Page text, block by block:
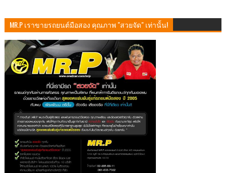
MR.P เราขายรถยนต์มือสอง คุณภาพ "สวยจัด" เท่านั้น!